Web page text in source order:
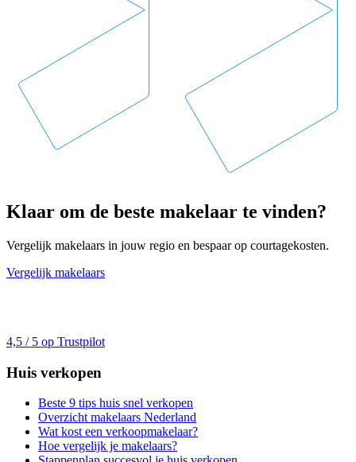
Klaar om de beste makelaar te vinden?
Vergelijk makelaars in jouw regio en bespaar op courtagekosten.
Vergelijk makelaars
4,5 / 5 op Trustpilot
Huis verkopen
Beste 9 tips huis snel verkopen
Overzicht makelaars Nederland
Wat kost een verkoopmakelaar?
Hoe vergelijk je makelaars?